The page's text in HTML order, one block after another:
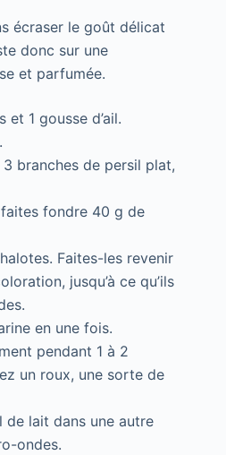
écraser le goût délicat
donc sur une
et parfumée.
et 1 gousse d’ail.
branches de persil plat,
fondre 40 g de
Faites-les revenir
jusqu’à ce qu’ils
en une fois.
pendant 1 à 2
un roux, une sorte de
de lait dans une autre
ondes.